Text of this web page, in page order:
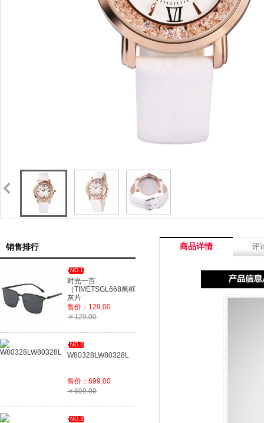
销售排行
NO.1
时光一百
（TIMETSGL668黑框
灰片
售价：129.00
￥129.00
NO.2
W80328LW80328L
售价：699.00
￥699.00
NO.3
商品详情 评